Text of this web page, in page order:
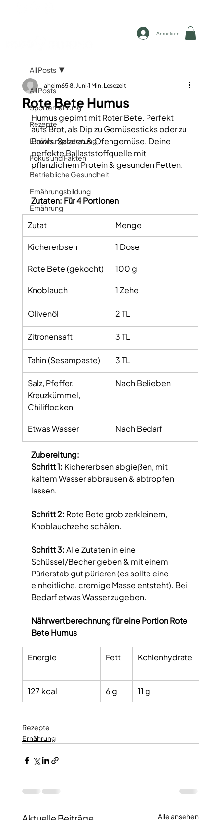
Anmelden
All Posts
Sporternährung
Rezepte
Ernährungsberatung
Fokus und Fakten
Betriebliche Gesundheit
Ernährungsbildung
Ernährung
All Posts
Rote Bete Humus
aheim65 8. Juni 1 Min. Lesezeit
Humus gepimt mit Roter Bete. Perfekt
aufs Brot, als Dip zu Gemüsesticks oder zu
Bowls, Salaten & Ofengemüse. Deine
perfekte Ballaststoffquelle mit
pflanzlichem Protein & gesunden Fetten.
Zutaten: Für 4 Portionen
Zutat Menge
Kichererbsen 1 Dose
Rote Bete (gekocht) 100 g
Knoblauch 1 Zehe
Olivenöl 2 TL
Zitronensaft 3 TL
Tahin (Sesampaste) 3 TL
Salz, Pfeffer,
Kreuzkümmel,
Chiliflocken
Nach Belieben
Etwas Wasser Nach Bedarf
Zubereitung:
Schritt 1: Kichererbsen abgießen, mit
kaltem Wasser abbrausen & abtropfen
lassen.
Schritt 2: Rote Bete grob zerkleinern,
Knoblauchzehe schälen.
Schritt 3: Alle Zutaten in eine
Schüssel/Becher geben & mit einem
Pürierstab gut pürieren (es sollte eine
einheitliche, cremige Masse entsteht). Bei
Bedarf etwas Wasser zugeben.
Nährwertberechnung für eine Portion Rote
Bete Humus
Energie Fett Kohlenhydrate
127 kcal 6 g 11 g
Rezepte
Ernährung
Alle ansehen